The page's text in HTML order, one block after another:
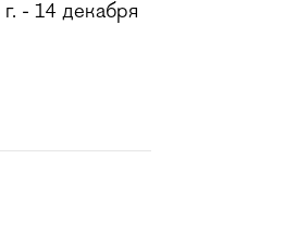
- 14 декабря